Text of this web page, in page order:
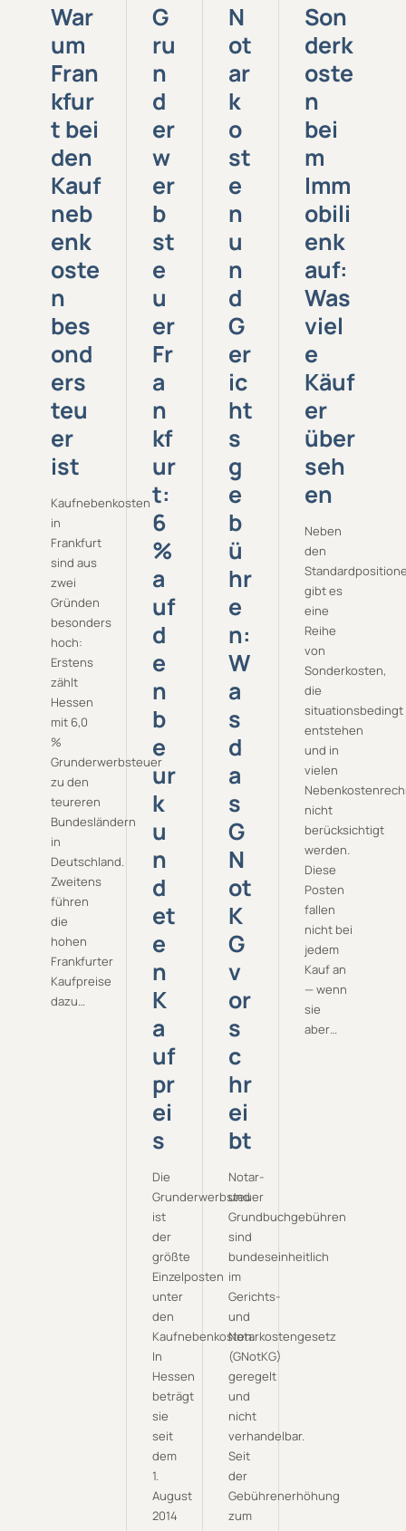
War
um
Fran
kfur
t bei
den
Kauf
neb
enk
oste
n
bes
ond
ers
teu
er
ist
Kaufnebenkosten
in
Frankfurt
sind aus
zwei
Gründen
besonders
hoch:
Erstens
zählt
Hessen
mit 6,0
%
Grunderwerbsteuer
zu den
teureren
Bundesländern
in
Deutschland.
Zweitens
führen
die
hohen
Frankfurter
Kaufpreise
dazu…
G
ru
n
d
er
w
er
b
st
e
u
er
Fr
a
n
kf
ur
t:
6
%
a
uf
d
e
n
b
e
ur
k
u
n
d
et
e
n
K
a
uf
pr
ei
s
Die
Grunderwerbsteuer
ist
der
größte
Einzelposten
unter
den
Kaufnebenkosten.
In
Hessen
beträgt
sie
seit
dem
1.
August
2014
N
ot
ar
k
o
st
e
n
u
n
d
G
er
ic
ht
s
g
e
b
ü
hr
e
n:
W
a
s
d
a
s
G
N
ot
K
G
v
or
s
c
hr
ei
bt
Notar-
und
Grundbuchgebühren
sind
bundeseinheitlich
im
Gerichts-
und
Notarkostengesetz
(GNotKG)
geregelt
und
nicht
verhandelbar.
Seit
der
Gebührenerhöhung
zum
Son
derk
oste
n
bei
m
Imm
obili
enk
auf:
Was
viel
e
Käuf
er
über
seh
en
Neben
den
gibt es
eine
Reihe
von
Sonderkosten,
die
situationsbedingt
entstehen
und in
vielen
nicht
berücksichtigt
werden.
Diese
Posten
fallen
nicht bei
jedem
Kauf an
— wenn
sie
aber…